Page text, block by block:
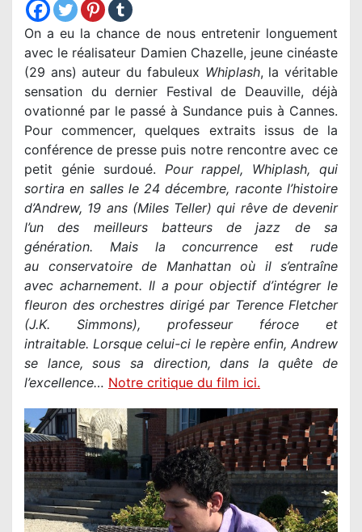
On a eu la chance de nous entretenir longuement
avec le réalisateur Damien Chazelle, jeune cinéaste
(29 ans) auteur du fabuleux Whiplash, la véritable
sensation du dernier Festival de Deauville, déjà
ovationné par le passé à Sundance puis à Cannes.
Pour commencer, quelques extraits issus de la
conférence de presse puis notre rencontre avec ce
petit génie surdoué. Pour rappel, Whiplash, qui
sortira en salles le 24 décembre, raconte l’histoire
d’Andrew, 19 ans (Miles Teller) qui rêve de devenir
l’un des meilleurs batteurs de jazz de sa
génération. Mais la concurrence est rude
au conservatoire de Manhattan où il s’entraîne
avec acharnement. Il a pour objectif d’intégrer le
fleuron des orchestres dirigé par Terence Fletcher
(J.K. Simmons), professeur féroce et
intraitable. Lorsque celui-ci le repère enfin, Andrew
se lance, sous sa direction, dans la quête de
l’excellence… Notre critique du film ici.